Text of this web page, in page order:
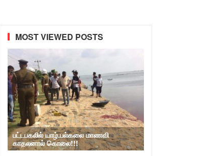
MOST VIEWED POSTS
பட்டபகலில் யாழ்.பல்கலை மாணவி
காதலனால் கொலை!!!